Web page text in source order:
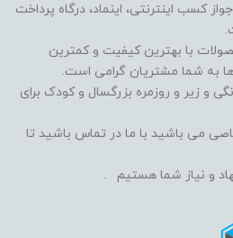
کسب اینترنتی، اینماد، درگاه پرداخت
با بهترین کیفیت و کمترین
به شما مشتریان گرامی است.
و زیر و روزمره بزرگسال و کودک برای
می باشید با ما در تماس باشید تا
و نیاز شما هستیم .